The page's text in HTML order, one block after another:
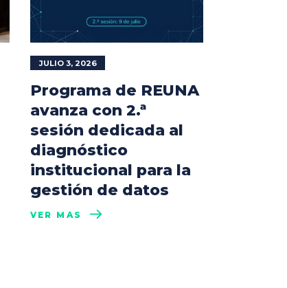
JULIO 3, 2026
Programa de REUNA
avanza con 2.ª
sesión dedicada al
diagnóstico
institucional para la
gestión de datos
VER MÁS